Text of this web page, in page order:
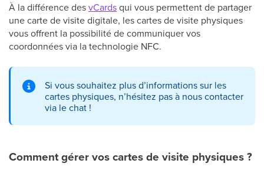
À la différence desvCardsqui vous permettent de partager
une carte de visite digitale, les cartes de visite physiques
vous offrent la possibilité de communiquer vos
coordonnées via la technologie NFC.
Si vous souhaitez plus d’informations sur les
cartes physiques, n’hésitez pas à nous contacter
via le chat !
Comment gérer vos cartes de visite physiques ?